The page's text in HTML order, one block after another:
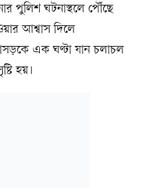
পুলিশ ঘটনাস্থলে পৌঁছে
আশ্বাস দিলে
এক ঘণ্টা যান চলাচল
হয়।